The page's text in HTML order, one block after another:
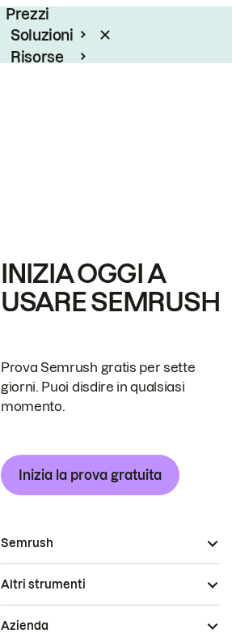
Prezzi
Soluzioni
Risorse
INIZIA OGGI A
USARE SEMRUSH
Prova Semrush gratis per sette
giorni. Puoi disdire in qualsiasi
momento.
Inizia la prova gratuita
Semrush
Altri strumenti
Azienda